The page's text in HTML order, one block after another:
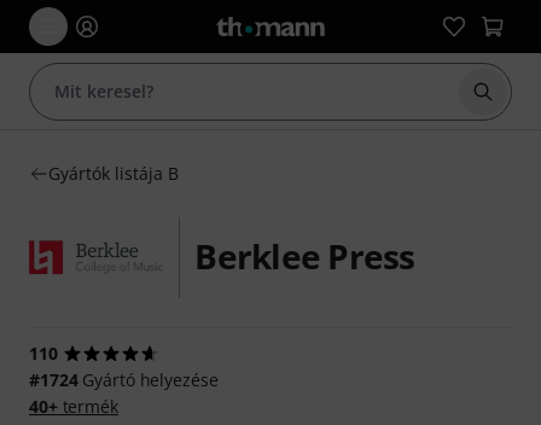
Gyártók listája B
Berklee Press
110
#1724Gyártó helyezése
40+termék